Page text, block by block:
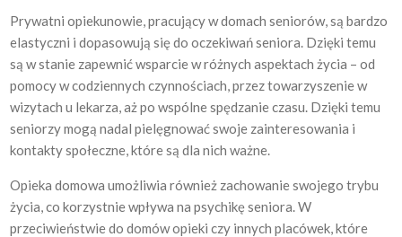
Prywatni opiekunowie, pracujący w domach seniorów, są bardzo
elastyczni i dopasowują się do oczekiwań seniora. Dzięki temu
są w stanie zapewnić wsparcie w różnych aspektach życia – od
pomocy w codziennych czynnościach, przez towarzyszenie w
wizytach u lekarza, aż po wspólne spędzanie czasu. Dzięki temu
seniorzy mogą nadal pielęgnować swoje zainteresowania i
kontakty społeczne, które są dla nich ważne.
Opieka domowa umożliwia również zachowanie swojego trybu
życia, co korzystnie wpływa na psychikę seniora. W
przeciwieństwie do domów opieki czy innych placówek, które